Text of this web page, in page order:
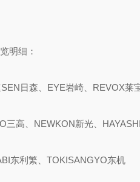
明细：
SEN日森、EYE岩崎、REVOX莱
三高、NEWKON新光、
东利繁、TOKISANGYO东机